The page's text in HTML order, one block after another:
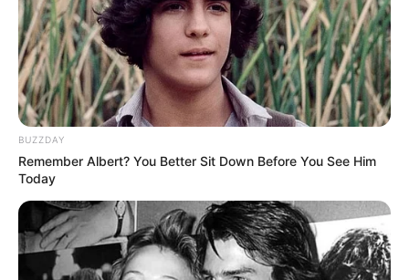
Warna Kulit: –
Ukuran Tubuh: –
Ukuran Sepatu: –
Ukuran Baju: –
Pendidikan
Universitas Gajah Mada, Jurusan Hukum
Keluarga
BUZZDAY
Remember Albert? You Better Sit Down Before You See Him
Today